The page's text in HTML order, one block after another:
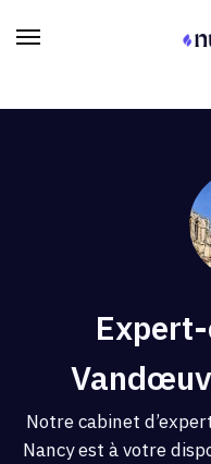
Notre cabinet
Nancy est à votre